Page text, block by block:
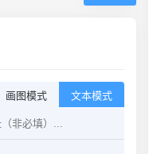
画图模式 文本模式